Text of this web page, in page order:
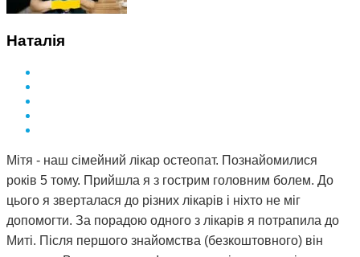
Наталія
Мітя - наш сімейний лікар остеопат. Познайомилися
років 5 тому. Прийшла я з гострим головним болем. До
цього я зверталася до різних лікарів і ніхто не міг
допомогти. За порадою одного з лікарів я потрапила до
Миті. Після першого знайомства (безкоштовного) він